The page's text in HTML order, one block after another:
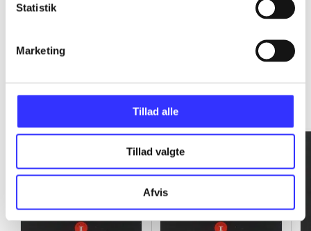
Statistik
Marketing
Tillad alle
Tillad valgte
Afvis